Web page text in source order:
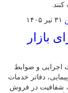
۳۱ تیر ۱۴۰۵
بازار
اجرایی و ضوابط
شرکت‌های هواپیمایی، دفاتر خدمات
شفافیت در فروش